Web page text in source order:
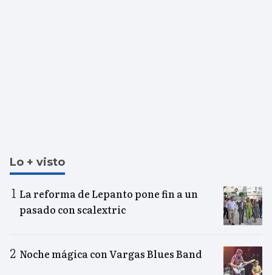
Lo + visto
La reforma de Lepanto pone fin a un
pasado con scalextric
Noche mágica con Vargas Blues Band